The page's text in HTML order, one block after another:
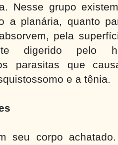
Nesse grupo
a planária, quanto
pela
digerido pelo
parasitas que
e a tênia.
seu corpo